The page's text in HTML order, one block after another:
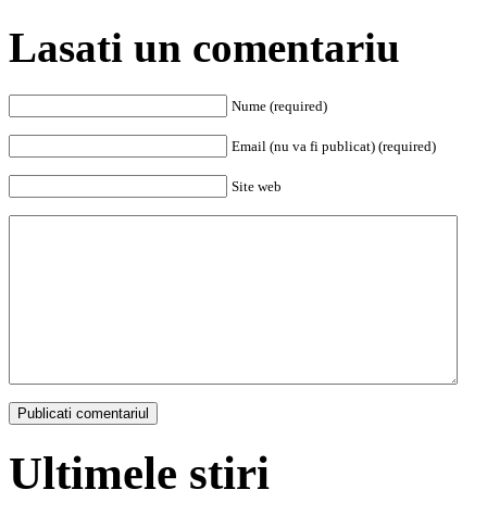
Lasati un comentariu
Nume (required)
Email (nu va fi publicat) (required)
Site web
Ultimele stiri